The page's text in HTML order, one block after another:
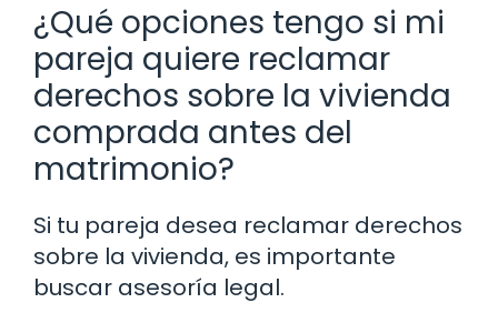
¿Qué opciones tengo si mi
pareja quiere reclamar
derechos sobre la vivienda
comprada antes del
matrimonio?
Si tu pareja desea reclamar derechos
sobre la vivienda, es importante
buscar asesoría legal.